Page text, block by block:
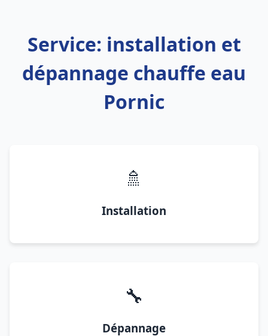
Service: installation et
dépannage chauffe eau
Pornic
🚿
Installation
🔧
Dépannage